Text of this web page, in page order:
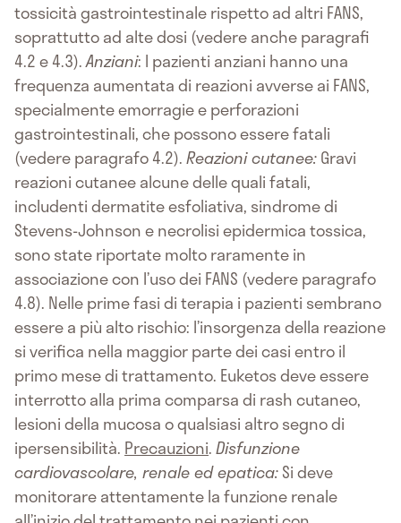
tossicità gastrointestinale rispetto ad altri FANS,
soprattutto ad alte dosi (vedere anche paragrafi
4.2 e 4.3).Anziani: I pazienti anziani hanno una
frequenza aumentata di reazioni avverse ai FANS,
specialmente emorragie e perforazioni
gastrointestinali, che possono essere fatali
(vedere paragrafo 4.2).Reazioni cutanee:Gravi
reazioni cutanee alcune delle quali fatali,
includenti dermatite esfoliativa, sindrome di
Stevens-Johnson e necrolisi epidermica tossica,
sono state riportate molto raramente in
associazione con l’uso dei FANS (vedere paragrafo
4.8). Nelle prime fasi di terapia i pazienti sembrano
essere a più alto rischio: l’insorgenza della reazione
si verifica nella maggior parte dei casi entro il
primo mese di trattamento. Euketos deve essere
interrotto alla prima comparsa di rash cutaneo,
lesioni della mucosa o qualsiasi altro segno di
ipersensibilità. Precauzioni.Disfunzione
cardiovascolare, renale ed epatica:Si deve
monitorare attentamente la funzione renale